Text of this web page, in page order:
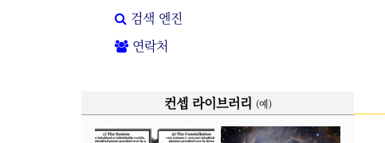
검색 엔진
연락처
컨셉 라이브러리 (예)